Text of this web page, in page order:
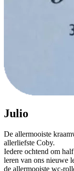
Julio
De allermooiste
allerliefste Coby.
Iedere ochtend om
leren van ons nieuwe
de allermooiste wc-